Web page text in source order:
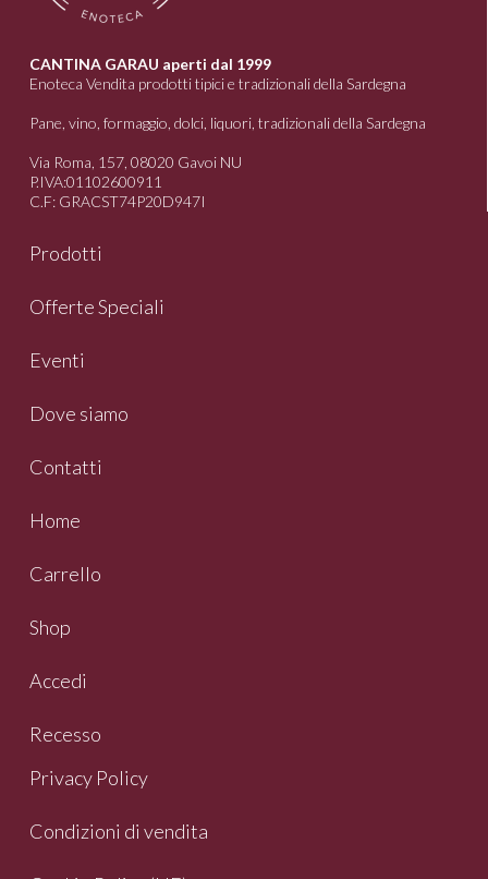
CANTINA GARAU aperti dal 1999
Enoteca Vendita prodotti tipici e tradizionali della Sardegna
Pane, vino, formaggio, dolci, liquori, tradizionali della Sardegna
Via Roma, 157, 08020 Gavoi NU
P.IVA:01102600911
C.F: GRACST74P20D947I
Prodotti
Offerte Speciali
Eventi
Dove siamo
Contatti
Home
Carrello
Shop
Accedi
Recesso
Privacy Policy
Condizioni di vendita